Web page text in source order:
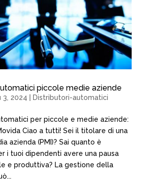
piccole medie aziende
3, 2024 Distributori-automatici
per piccole e medie aziende:
Ciao a tutti! Sei il titolare di una
azienda (PMI)? Sai quanto è
i tuoi dipendenti avere una pausa
e produttiva? La gestione della